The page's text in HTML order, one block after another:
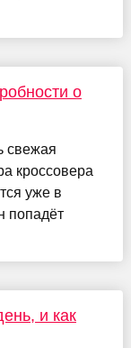
о
свежая
кроссовера
уже в
попадёт
и как